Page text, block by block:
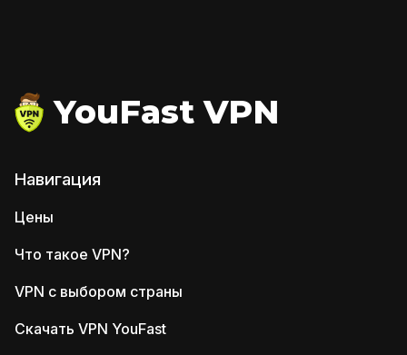
YouFast VPN
Навигация
Цены
Что такое VPN?
VPN с выбором страны
Скачать VPN YouFast